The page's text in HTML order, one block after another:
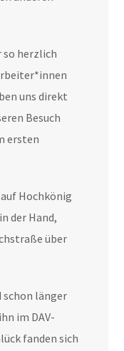
so herzlich
uns direkt
Besuch
ersten
Hochkönig
der Hand,
über
schon länger
im DAV-
fanden sich